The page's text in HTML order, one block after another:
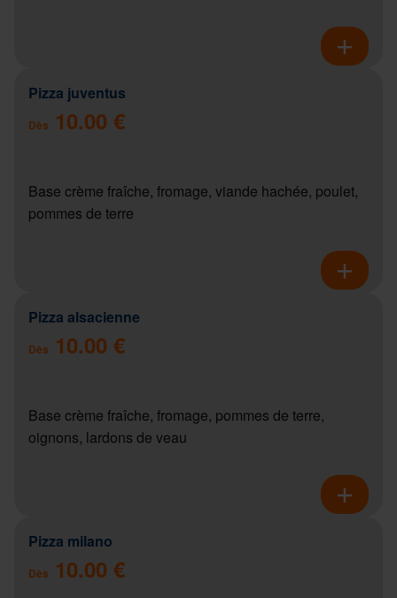
Pizza juventus
Dès 10.00 €
Base crème fraîche, fromage, viande hachée, poulet,
pommes de terre
Pizza alsacienne
Dès 10.00 €
Base crème fraîche, fromage, pommes de terre,
oignons, lardons de veau
Pizza milano
Dès 10.00 €